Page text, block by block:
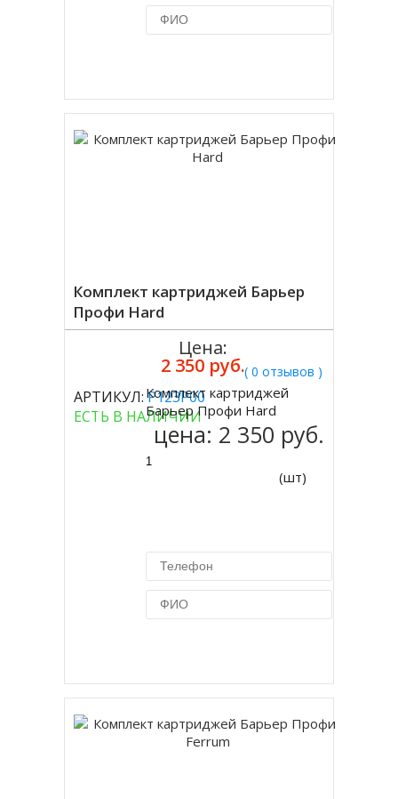
Комплект картриджей Барьер
Профи Hard
( 0 отзывов )
АРТИКУЛ:Р123Р00
ЕСТЬ В НАЛИЧИИ
Цена:
2 350 руб.
Купить
Комплект картриджей
Барьер Профи Hard
цена: 2 350 руб.
(шт)